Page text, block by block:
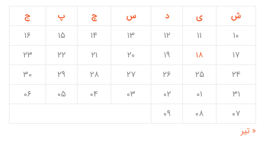
ش
ی د س چ پ
ج
۱۰
۱۱ ۱۲ ۱۳ ۱۴ ۱۵
۱۶
۱۷
۱۸ ۱۹ ۲۰ ۲۱ ۲۲
۲۳
۲۴
۲۵ ۲۶ ۲۷ ۲۸ ۲۹
۳۰
۳۱
۰۱ ۰۲ ۰۳ ۰۴ ۰۵
۰۶
۰۷
۰۸
۰۹
« تیر